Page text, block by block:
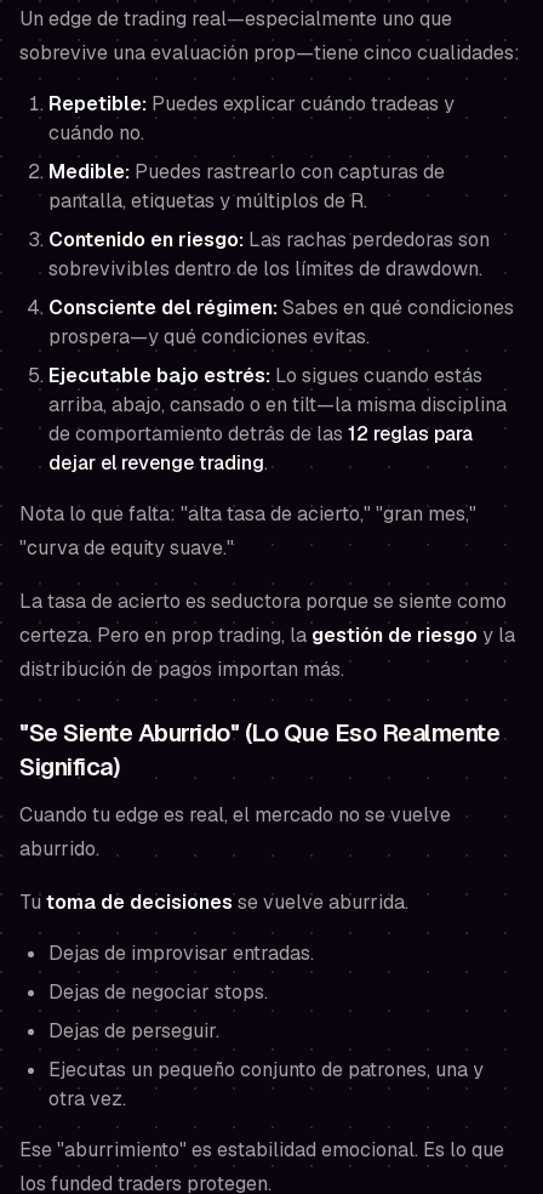
Un edge de trading real—especialmente uno que
sobrevive una evaluación prop—tiene cinco cualidades:
Repetible: Puedes explicar cuándo tradeas y
cuándo no.
Medible: Puedes rastrearlo con capturas de
pantalla, etiquetas y múltiplos de R.
Contenido en riesgo: Las rachas perdedoras son
sobrevivibles dentro de los límites de drawdown.
Consciente del régimen:Sabes en qué condiciones
prospera—y qué condiciones evitas.
Ejecutable bajo estrés: Lo sigues cuando estás
arriba, abajo, cansado o en tilt—la misma disciplina
de comportamiento detrás de las 12 reglas para
dejar el revenge trading.
Nota lo que falta: "alta tasa de acierto," "gran mes,"
"curva de equity suave."
La tasa de acierto es seductora porquese sientecomo
certeza. Pero en prop trading, la gestión de riesgo y la
distribución de pagos importan más.
"Se Siente Aburrido" (Lo Que Eso Realmente
Significa)
Cuando tu edge es real, el mercado no se vuelve
aburrido.
Tutoma de decisionesse vuelve aburrida.
Dejas de improvisar entradas.
Dejas de negociar stops.
Dejas de perseguir.
Ejecutas un pequeño conjunto de patrones, una y
otra vez.
Ese "aburrimiento" es estabilidad emocional. Es lo que
los funded traders protegen.